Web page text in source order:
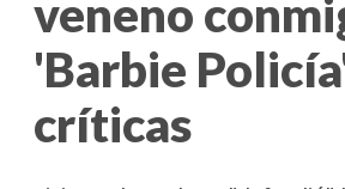
veneno
'Barbie
críticas